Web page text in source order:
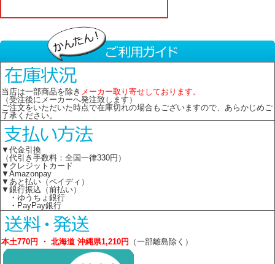
当店は一部商品を除き メーカー取り寄せしております。
（受注後にメーカーへ発注致します）
ご注文をいただいた時点で在庫切れの場合もございますので、あらかじめご
了承ください。
▼代金引換
（代引き手数料：全国一律330円）
▼クレジットカード
▼Amazonpay
▼あと払い（ペイディ）
▼銀行振込（前払い）
・ゆうちょ銀行
・PayPay銀行
本土770円 ・ 北海道 沖縄県1,210円 （一部離島除く）